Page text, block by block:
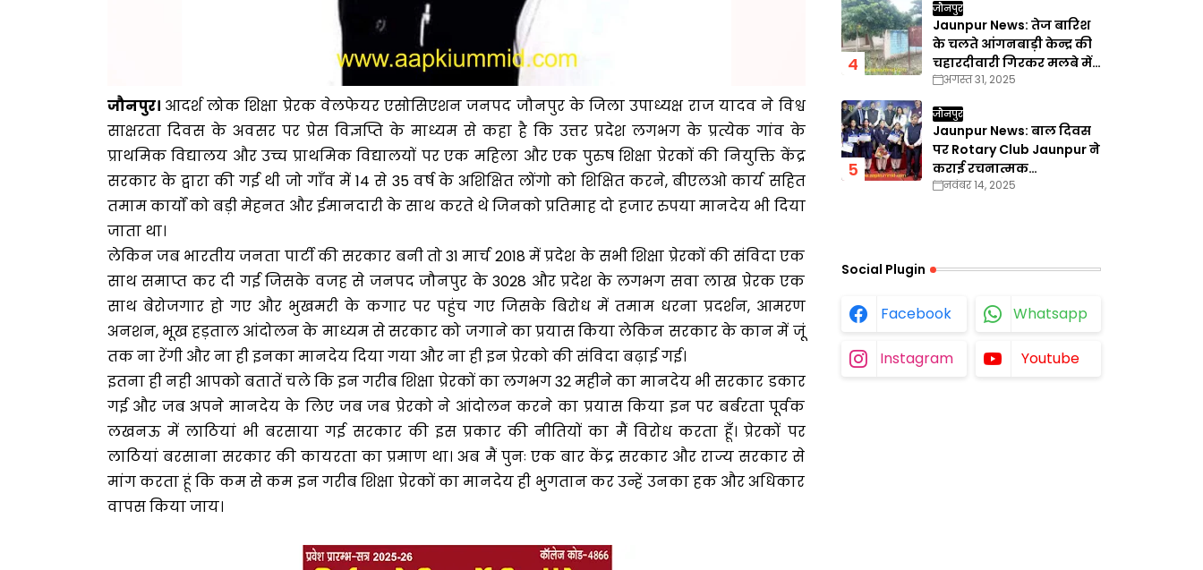
जौनपुर। आदर्श लोक शिक्षा प्रेरक वेलफेयर एसोसिएशन जनपद जौनपुर के जिला उपाध्यक्ष राज यादव ने विश्व
साक्षरता दिवस के अवसर पर प्रेस विज्ञप्ति के माध्यम से कहा है कि उत्तर प्रदेश लगभग के प्रत्येक गांव के
प्राथमिक विद्यालय और उच्च प्राथमिक विद्यालयों पर एक महिला और एक पुरुष शिक्षा प्रेरकों की नियुक्ति केंद्र
सरकार के द्वारा की गई थी जो गाँव में 14 से 35 वर्ष के अशिक्षित लोंगो को शिक्षित करने, बीएलओ कार्य सहित
तमाम कार्यों को बड़ी मेहनत और ईमानदारी के साथ करते थे जिनको प्रतिमाह दो हजार रुपया मानदेय भी दिया
जाता था।
लेकिन जब भारतीय जनता पार्टी की सरकार बनी तो 31 मार्च 2018 में प्रदेश के सभी शिक्षा प्रेरकों की संविदा एक
साथ समाप्त कर दी गई जिसके वजह से जनपद जौनपुर के 3028 और प्रदेश के लगभग सवा लाख प्रेरक एक
साथ बेरोजगार हो गए और भुखमरी के कगार पर पहुंच गए जिसके बिरोध में तमाम धरना प्रदर्शन, आमरण
अनशन, भूख हड़ताल आंदोलन के माध्यम से सरकार को जगाने का प्रयास किया लेकिन सरकार के कान में जूं
तक ना रेंगी और ना ही इनका मानदेय दिया गया और ना ही इन प्रेरको की संविदा बढ़ाई गई।
इतना ही नही आपको बतातें चले कि इन गरीब शिक्षा प्रेरकों का लगभग 32 महीने का मानदेय भी सरकार डकार
गई और जब अपने मानदेय के लिए जब जब प्रेरको ने आंदोलन करने का प्रयास किया इन पर बर्बरता पूर्वक
लखनऊ में लाठियां भी बरसाया गई सरकार की इस प्रकार की नीतियों का मैं विरोध करता हूँ। प्रेरकों पर
लाठियां बरसाना सरकार की कायरता का प्रमाण था। अब मैं पुनः एक बार केंद्र सरकार और राज्य सरकार से
मांग करता हूं कि कम से कम इन गरीब शिक्षा प्रेरकों का मानदेय ही भुगतान कर उन्हें उनका हक और अधिकार
वापस किया जाय।
जौनपुर
Jaunpur News: तेज बारिश
के चलते आंगनबाड़ी केन्द्र की
चहारदीवारी गिरकर मलबे में
तब्दील
अगस्त 31, 2025
जौनपुर
Jaunpur News: बाल दिवस
पर Rotary Club Jaunpur ने
कराई रचनात्मक
प्रतियोगिताएँ
नवंबर 14, 2025
Social Plugin
Facebook Whatsapp
Instagram Youtube